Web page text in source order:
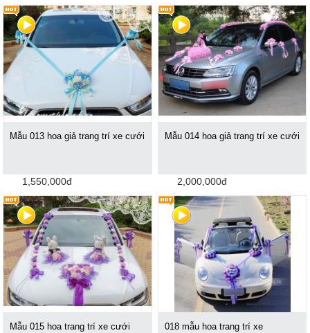
Mẫu 013 hoa giả trang trí xe cưới
1,550,000đ
Mẫu 014 hoa giả trang trí xe cưới
2,000,000đ
Mẫu 015 hoa trang trí xe cưới
018 mẫu hoa trang trí xe